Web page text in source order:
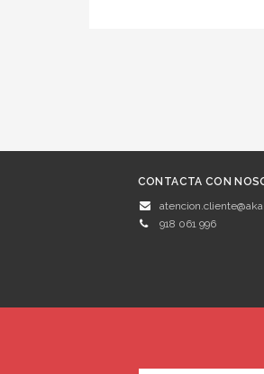
CONTACTA CON
918 061 996